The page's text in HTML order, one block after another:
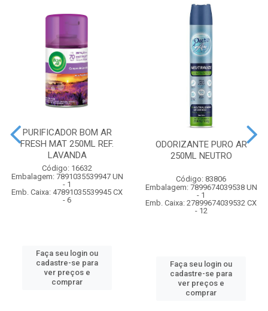
PURIFICADOR BOM AR
FRESH MAT 250ML REF.
LAVANDA
Código: 16632
Embalagem: 7891035539947 UN
- 1
Emb. Caixa: 47891035539945 CX
- 6
Faça seu login ou
cadastre-se para
ver preços e
comprar
ODORIZANTE PURO AR
250ML NEUTRO
Código: 83806
Embalagem: 7899674039538 UN
- 1
Emb. Caixa: 27899674039532 CX
- 12
Faça seu login ou
cadastre-se para
ver preços e
comprar